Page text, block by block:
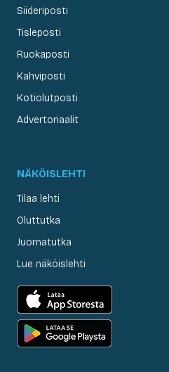
Siideriposti
Tisleposti
Ruokaposti
Kahviposti
Kotiolutposti
Advertoriaalit
NÄKÖISLEHTI
Tilaa lehti
Oluttutka
Juomatutka
Lue näköislehti